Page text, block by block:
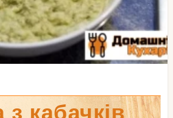
з кабачків